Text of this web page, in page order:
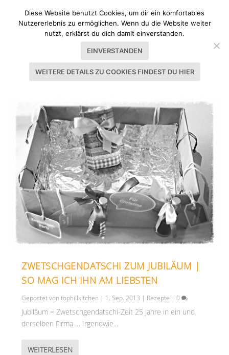
SCHLAGWORT:DATSCHI
ZWETSCHGENDATSCHI ZUM JUBILÄUM |
SO MAG ICH IHN AM LIEBSTEN
Gepostet vontophillkitchen | 1. Sep. 2013 | Rezepte |0
Jubiläum = Zwetschgendatschi-Zeit 25 Jahre in ein und
derselben Firma … Irgendwie...
WEITERLESEN
Diese Website benutzt Cookies, um dir ein komfortables
Nutzererlebnis zu ermöglichen. Wenn du die Website weiter
nutzt, erklärst du dich damit einverstanden.
EINVERSTANDEN
WEITERE DETAILS ZU COOKIES FINDEST DU HIER